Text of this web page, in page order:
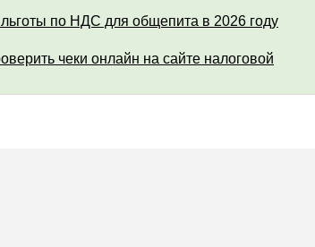
льготы по НДС для общепита в 2026 году
чеки онлайн на сайте налоговой